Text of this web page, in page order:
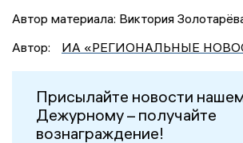
Автор материала: Виктория
Автор:
ИА «РЕГИОНАЛЬНЫЕ
Присылайте новости
Дежурному – получайте
вознаграждение!